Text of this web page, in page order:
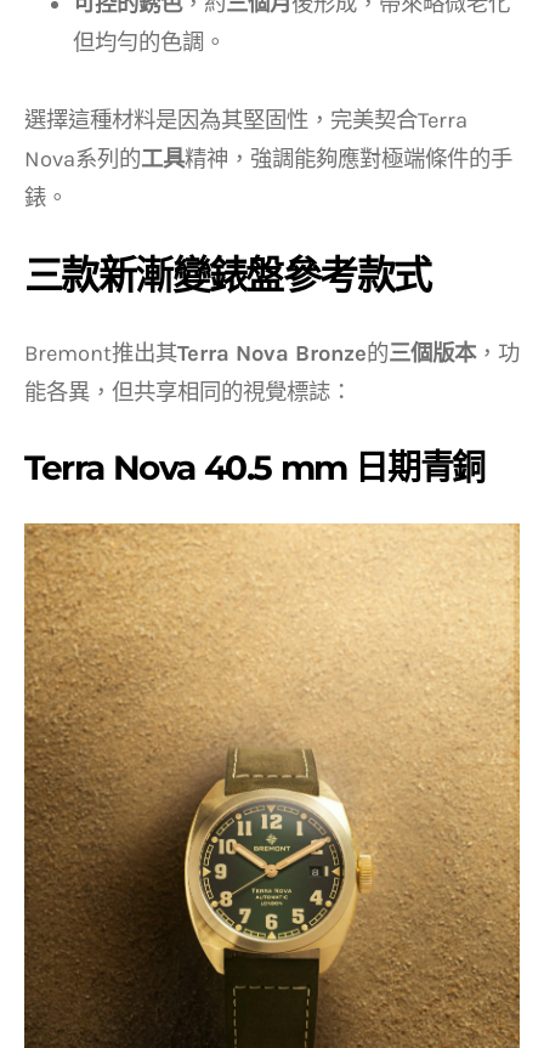
但均勻的色調。
選擇這種材料是因為其堅固性，完美契合Terra
Nova系列的工具精神，強調能夠應對極端條件的手
錶。
三款新漸變錶盤參考款式
Bremont推出其Terra Nova Bronze的三個版本，功
能各異，但共享相同的視覺標誌：
Terra Nova 40.5 mm 日期青銅